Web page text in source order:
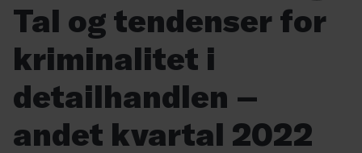
Tal og tendenser for
kriminalitet i
detailhandlen –
andet kvartal 2022